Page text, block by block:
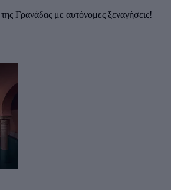
Γρανάδας με αυτόνομες ξεναγήσεις!